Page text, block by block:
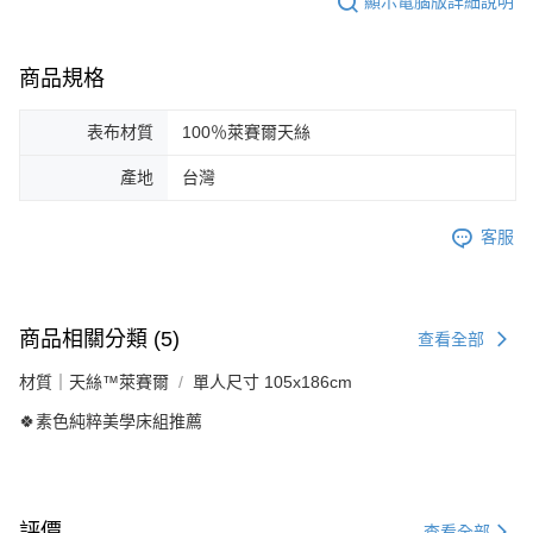
商品規格
表布材質 100％萊賽爾天絲
產地 台灣
客服
商品相關分類 (5) 查看全部
材質｜天絲™萊賽爾 單人尺寸 105x186cm
🍀素色純粹美學床組推薦